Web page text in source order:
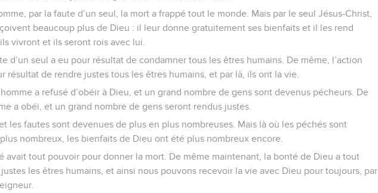
par la faute d’un seul, la mort a frappé tout le monde. Mais par le seul Jésus-Christ,
beaucoup plus de Dieu : il leur donne gratuitement ses bienfaits et il les rend
vivront et ils seront rois avec lui.
d’un seul a eu pour résultat de condamner tous les êtres humains. De même, l’action
résultat de rendre justes tous les êtres humains, et par là, ils ont la vie.
a refusé d’obéir à Dieu, et un grand nombre de gens sont devenus pécheurs. De
a obéi, et un grand nombre de gens seront rendus justes.
les fautes sont devenues de plus en plus nombreuses. Mais là où les péchés sont
nombreux, les bienfaits de Dieu ont été plus nombreux encore.
avait tout pouvoir pour donner la mort. De même maintenant, la bonté de Dieu a tout
les êtres humains, et ainsi nous pouvons recevoir la vie avec Dieu pour toujours, par